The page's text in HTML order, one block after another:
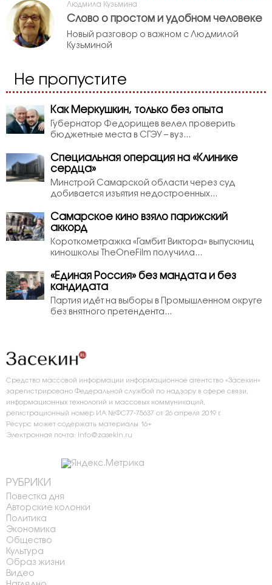
Людмила Кузьмина
Слово о простом и удобном человеке
Новый разговор о важном с Людмилой
Кузьминой
Не пропустите
Как Меркушкин, только без опыта
Губернатор Федорищев велел проверить
бюджетные места в СГЭУ – вуз...
Специальная операция на «Клинике
сердца»
Минстрой Самарской области через суд
добивается изъятия недостроенных...
Самарское кино взяло парижский
аккорд
Короткометражка «Гамбит Виктора» выпускниц
киношколы TheOneFilm получила...
«Единая Россия» без мандата и без
кандидата
Партия идёт на выборы в Промышленном округе
без внятного претендента...
Средство массовой информации информационное агентство «Засекин»
зарегистрировано Федеральной службой по надзору в сфере связи,
информационных технологий и массовых коммуникаций,
регистрационный номер ИА №ФС77-75637 от 26 апреля 2019 г.
Ресурс может содержать материалы 16+
Электронная почта: info@zasekin.ru
РУБРИКИ
Повестка дня
Авторские колонки
Политика
Экономика
Общество
Культура
Образ жизни
Видео